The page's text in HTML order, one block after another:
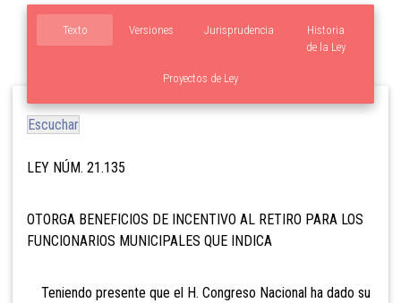
Texto Versiones Jurisprudencia
Proyectos de Ley
Historia
de la Ley
Escuchar
LEY NÚM. 21.135
OTORGA BENEFICIOS DE INCENTIVO AL RETIRO PARA LOS
FUNCIONARIOS MUNICIPALES QUE INDICA
Teniendo presente que el H. Congreso Nacional ha dado su